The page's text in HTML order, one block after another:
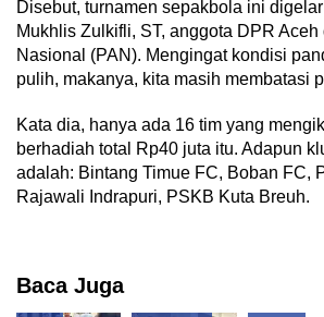
Disebut, turnamen sepakbola ini
Mukhlis Zulkifli, ST, anggota DPR
Nasional (PAN). Mengingat kondisi
pulih, makanya, kita masih membatasi
Kata dia, hanya ada 16 tim yang
berhadiah total Rp40 juta itu. Adapun
adalah: Bintang Timue FC, Boban FC,
Rajawali Indrapuri, PSKB Kuta Breuh.
Baca Juga